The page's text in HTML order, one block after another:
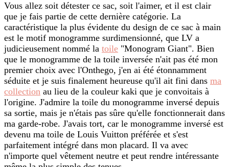
Vous allez soit détester ce sac, soit l'aimer, et il est clair
que je fais partie de cette dernière catégorie. La
caractéristique la plus évidente du design de ce sac à main
est le motif monogramme surdimensionné, que LV a
judicieusement nommé la toile "Monogram Giant". Bien
que le monogramme de la toile inversée n'ait pas été mon
premier choix avec l'Onthego, j'en ai été étonnamment
séduite et je suis finalement heureuse qu'il ait fini dans ma
collection au lieu de la couleur kaki que je convoitais à
l'origine. J'admire la toile du monogramme inversé depuis
sa sortie, mais je n'étais pas sûre qu'elle fonctionnerait dans
ma garde-robe. J'avais tort, car le monogramme inversé est
devenu ma toile de Louis Vuitton préférée et s'est
parfaitement intégré dans mon placard. Il va avec
n'importe quel vêtement neutre et peut rendre intéressante